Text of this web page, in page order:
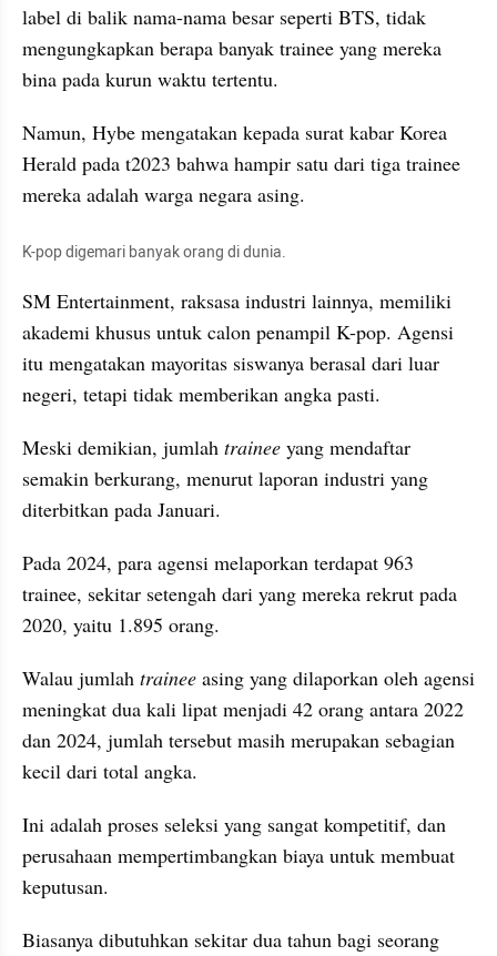
label di balik nama-nama besar seperti BTS, tidak
mengungkapkan berapa banyak trainee yang mereka
bina pada kurun waktu tertentu.
Namun, Hybe mengatakan kepada surat kabar Korea
Herald pada t2023 bahwa hampir satu dari tiga trainee
mereka adalah warga negara asing.
K-pop digemari banyak orang di dunia.
SM Entertainment, raksasa industri lainnya, memiliki
akademi khusus untuk calon penampil K-pop. Agensi
itu mengatakan mayoritas siswanya berasal dari luar
negeri, tetapi tidak memberikan angka pasti.
Meski demikian, jumlah trainee yang mendaftar
semakin berkurang, menurut laporan industri yang
diterbitkan pada Januari.
Pada 2024, para agensi melaporkan terdapat 963
trainee, sekitar setengah dari yang mereka rekrut pada
2020, yaitu 1.895 orang.
Walau jumlah trainee asing yang dilaporkan oleh agensi
meningkat dua kali lipat menjadi 42 orang antara 2022
dan 2024, jumlah tersebut masih merupakan sebagian
kecil dari total angka.
Ini adalah proses seleksi yang sangat kompetitif, dan
perusahaan mempertimbangkan biaya untuk membuat
keputusan.